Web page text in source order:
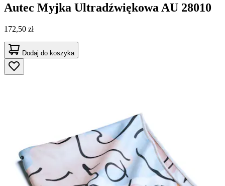
Autec Myjka Ultradźwiękowa AU 28010
172,50 zł
Dodaj do koszyka